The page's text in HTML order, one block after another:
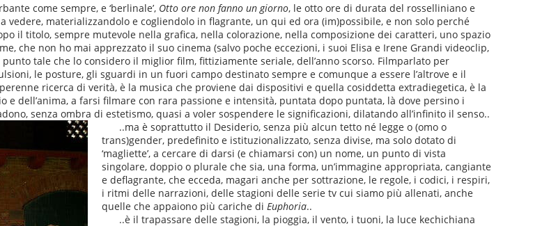
come sempre, e ‘berlinale’, Otto ore non fanno un giorno, le otto ore di durata del rosselliniano e
vedere, materializzandolo e cogliendolo in flagrante, un qui ed ora (im)possibile, e non solo perché
il titolo, sempre mutevole nella grafica, nella colorazione, nella composizione dei caratteri, uno spazio
che non ho mai apprezzato il suo cinema (salvo poche eccezioni, i suoi Elisa e Irene Grandi videoclip,
tale che lo considero il miglior film, fittiziamente seriale, dell’anno scorso. Filmparlato per
le posture, gli sguardi in un fuori campo destinato sempre e comunque a essere l’altrove e il
ricerca di verità, è la musica che proviene dai dispositivi e quella cosiddetta extradiegetica, è la
e dell’anima, a farsi filmare con rara passione e intensità, puntata dopo puntata, là dove persino i
senza ombra di estetismo, quasi a voler sospendere le significazioni, dilatando all’infinito il senso..
..ma è soprattutto il Desiderio, senza più alcun tetto né legge o (omo o
trans)gender, predefinito e istituzionalizzato, senza divise, ma solo dotato di
‘magliette’, a cercare di darsi (e chiamarsi con) un nome, un punto di vista
singolare, doppio o plurale che sia, una forma, un’immagine appropriata, cangiante
e deflagrante, che ecceda, magari anche per sottrazione, le regole, i codici, i respiri,
i ritmi delle narrazioni, delle stagioni delle serie tv cui siamo più allenati, anche
quelle che appaiono più cariche di Euphoria..
..è il trapassare delle stagioni, la pioggia, il vento, i tuoni, la luce kechichiana